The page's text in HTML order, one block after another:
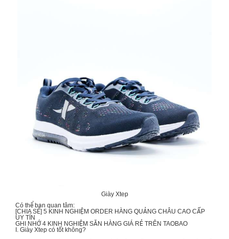
Giày Xtep
Có thể bạn quan tâm:
[CHIA SẺ] 5 KINH NGHIỆM ORDER HÀNG QUẢNG CHÂU CAO CẤP
UY TÍN
GHI NHỚ 4 KINH NGHIỆM SĂN HÀNG GIÁ RẺ TRÊN TAOBAO
I. Giày Xtep có tốt không?